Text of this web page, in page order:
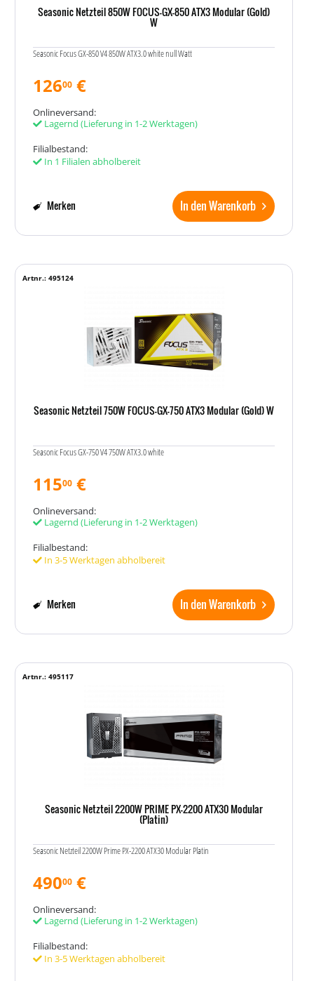
Seasonic Netzteil 850W FOCUS-GX-850 ATX3 Modular (Gold)
W
Seasonic Focus GX-850 V4 850W ATX3.0 white null Watt
12600 €
Onlineversand:
Lagernd (Lieferung in 1-2 Werktagen)
Filialbestand:
In 1 Filialen abholbereit
In den Warenkorb
Merken
Seasonic Netzteil 750W FOCUS-GX-750 ATX3 Modular (Gold) W
Seasonic Focus GX-750 V4 750W ATX3.0 white
Artnr.: 495124
11500 €
Onlineversand:
Lagernd (Lieferung in 1-2 Werktagen)
Filialbestand:
In 3-5 Werktagen abholbereit
In den Warenkorb
Merken
Seasonic Netzteil 2200W PRIME PX-2200 ATX30 Modular
(Platin)
Seasonic Netzteil 2200W Prime PX-2200 ATX30 Modular Platin
Artnr.: 495117
49000 €
Onlineversand:
Lagernd (Lieferung in 1-2 Werktagen)
Filialbestand:
In 3-5 Werktagen abholbereit